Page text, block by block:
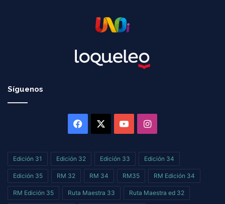
Síguenos
Facebook YouTubeInstagram
Edición 31 Edición 32 Edición 33 Edición 34
Edición 35 RM 32 RM 34 RM35 RM Edición 34
RM Edición 35 Ruta Maestra 33 Ruta Maestra ed 32